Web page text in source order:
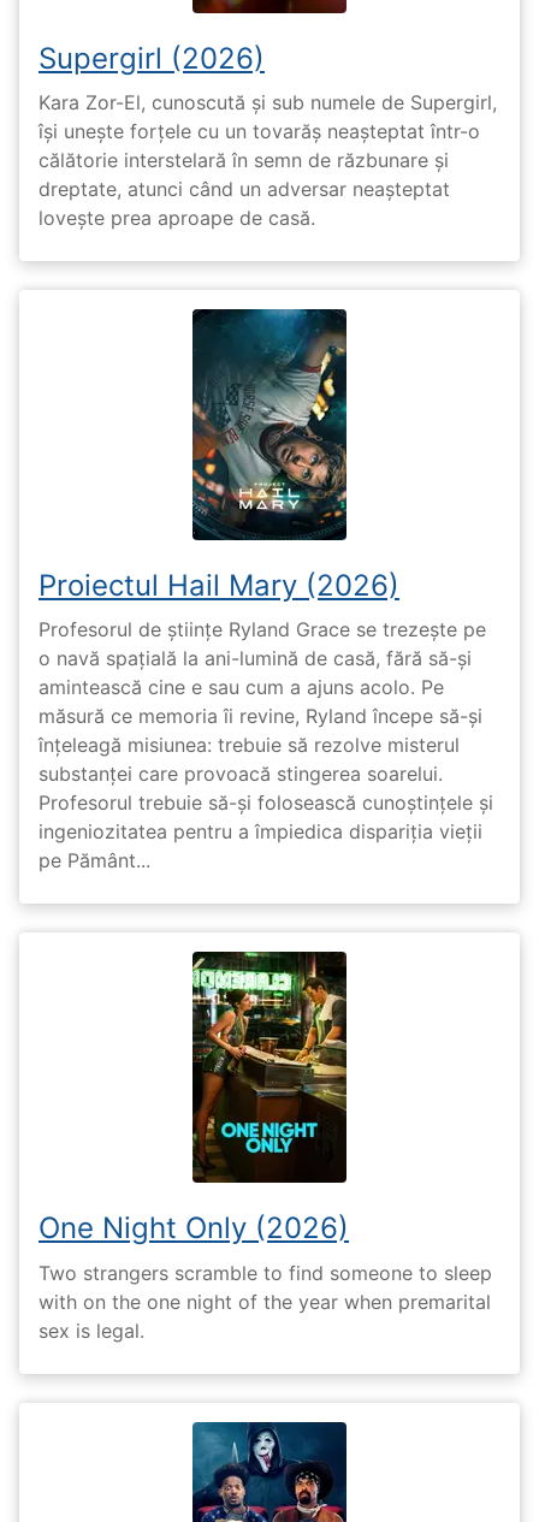
Supergirl (2026)
Kara Zor-El, cunoscută și sub numele de Supergirl,
își unește forțele cu un tovarăș neașteptat într-o
călătorie interstelară în semn de răzbunare și
dreptate, atunci când un adversar neașteptat
lovește prea aproape de casă.
Proiectul Hail Mary (2026)
Profesorul de științe Ryland Grace se trezește pe
o navă spațială la ani-lumină de casă, fără să-și
amintească cine e sau cum a ajuns acolo. Pe
măsură ce memoria îi revine, Ryland începe să-și
înțeleagă misiunea: trebuie să rezolve misterul
substanței care provoacă stingerea soarelui.
Profesorul trebuie să-și folosească cunoștințele și
ingeniozitatea pentru a împiedica dispariția vieții
pe Pământ...
One Night Only (2026)
Two strangers scramble to find someone to sleep
with on the one night of the year when premarital
sex is legal.